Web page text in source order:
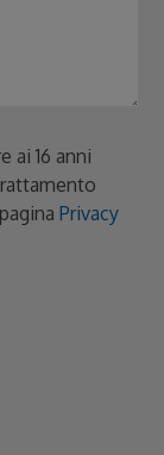
ai 16 anni
Privacy